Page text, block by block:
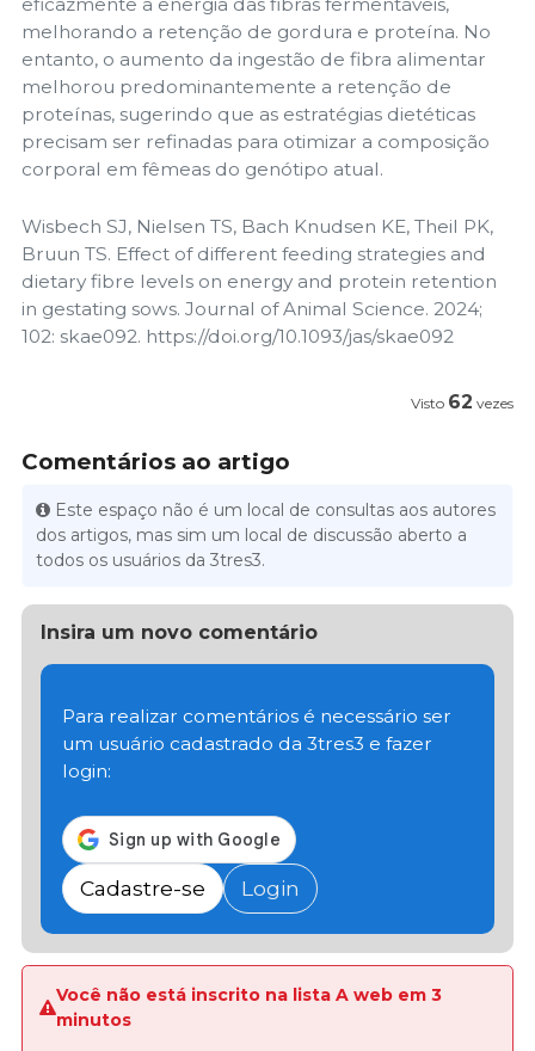
melhorando a retenção de gordura e proteína. No
entanto, o aumento da ingestão de fibra alimentar
melhorou predominantemente a retenção de
proteínas, sugerindo que as estratégias dietéticas
precisam ser refinadas para otimizar a composição
corporal em fêmeas do genótipo atual.
Wisbech SJ, Nielsen TS, Bach Knudsen KE, Theil PK,
Bruun TS. Effect of different feeding strategies and
dietary fibre levels on energy and protein retention
in gestating sows. Journal of Animal Science. 2024;
102: skae092. https://doi.org/10.1093/jas/skae092
Visto 62 vezes
Comentários ao artigo
Este espaço não é um local de consultas aos autores
dos artigos, mas sim um local de discussão aberto a
todos os usuários da 3tres3.
Insira um novo comentário
Para realizar comentários é necessário ser
um usuário cadastrado da 3tres3 e fazer
login:
Cadastre-se Login
Você não está inscrito na lista A web em 3
minutos